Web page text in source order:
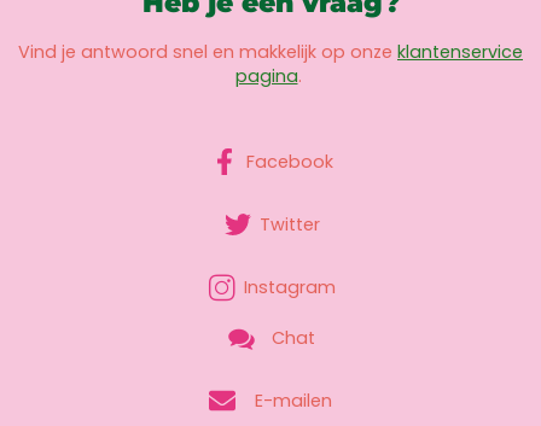
Vind je antwoord snel en makkelijk op onze klantenservice
pagina.
Facebook
Twitter
Instagram
Chat
E-mailen